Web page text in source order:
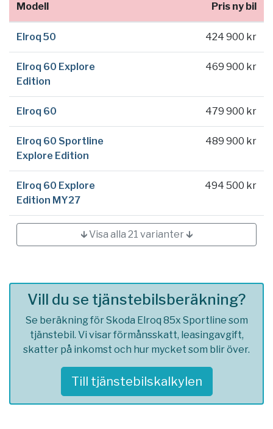
Modell
Pris ny bil
Elroq 50 424 900 kr
Elroq 60 Explore
Edition
469 900 kr
Elroq 60 479 900 kr
Elroq 60 Sportline
Explore Edition
489 900 kr
Elroq 60 Explore
Edition MY27
494 500 kr
🡳 Visa alla 21 varianter 🡳
Vill du se tjänstebilsberäkning?
Se beräkning för Skoda Elroq 85x Sportline som
tjänstebil. Vi visar förmånsskatt, leasingavgift,
skatter på inkomst och hur mycket som blir över.
Till tjänstebilskalkylen